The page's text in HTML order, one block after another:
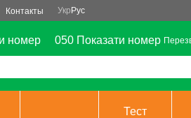
Контакты Укр Рус
номер 050 Показати номер
Тест